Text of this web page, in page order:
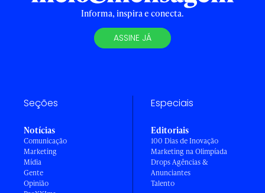
Informa, inspira e conecta.
ASSINE JÁ
Seções
Notícias
Comunicação
Marketing
Mídia
Gente
Opinião
Especiais
Editoriais
100 Dias de Inovação
Marketing na Olimpíada
Drops Agências &
Anunciantes
Talento